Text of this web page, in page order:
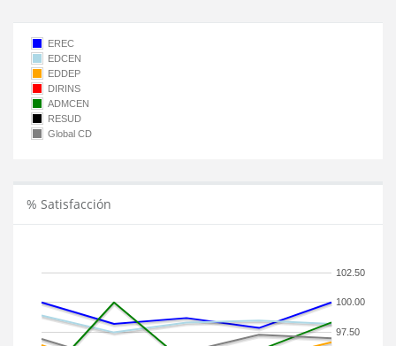
EREC
EDCEN
EDDEP
DIRINS
ADMCEN
RESUD
Global CD
% Satisfacción
97.50
100.00
102.50